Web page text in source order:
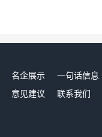
名企展示 一句话信息
意见建议 联系我们